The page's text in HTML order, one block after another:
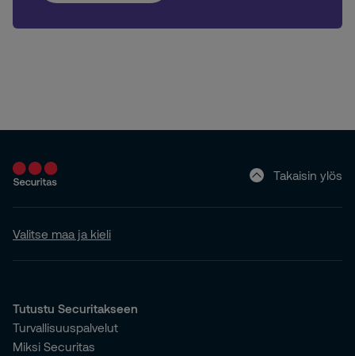
Takaisin ylös
Valitse maa ja kieli
Tutustu Securitakseen
Turvallisuuspalvelut
Miksi Securitas